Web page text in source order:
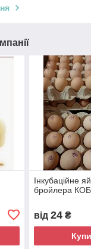
Інкубаційне
бройлера
від 24₴